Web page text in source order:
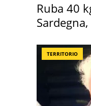
Ruba 40
TERRITORIO